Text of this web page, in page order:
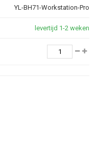
YL-BH71-Workstation-Pro
levertijd 1-2 weken